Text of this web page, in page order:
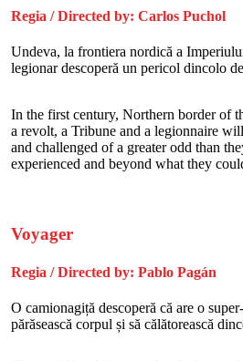
Regia / Directed by: Carlos Puchol
Undeva, la frontiera nordică a
legionar descoperă un pericol dincolo
In the first century, Northern border of
a revolt, a Tribune and a legionnaire
and challenged of a greater odd than
experienced and beyond what they
Voyager
Regia / Directed by: Pablo Pagán
O camionagiță descoperă că are o
părăsească corpul și să călătorească